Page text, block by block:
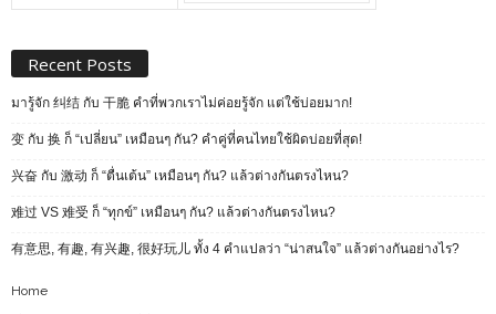
Recent Posts
มารู้จัก 纠结 กับ 干脆 คำที่พวกเราไม่ค่อยรู้จัก แต่ใช้บ่อยมาก!
变 กับ 换 ก็ “เปลี่ยน” เหมือนๆ กัน? คำคู่ที่คนไทยใช้ผิดบ่อยที่สุด!
兴奋 กับ 激动 ก็ “ตื่นเต้น” เหมือนๆ กัน? แล้วต่างกันตรงไหน?
难过 VS 难受 ก็ “ทุกข์” เหมือนๆ กัน? แล้วต่างกันตรงไหน?
有意思, 有趣, 有兴趣, 很好玩儿 ทั้ง 4 คำแปลว่า “น่าสนใจ” แล้วต่างกันอย่างไร?
Home